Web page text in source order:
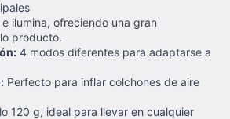
ilumina, ofreciendo una gran
producto.
4 modos diferentes para adaptarse a
Perfecto para inflar colchones de aire
120 g, ideal para llevar en cualquier